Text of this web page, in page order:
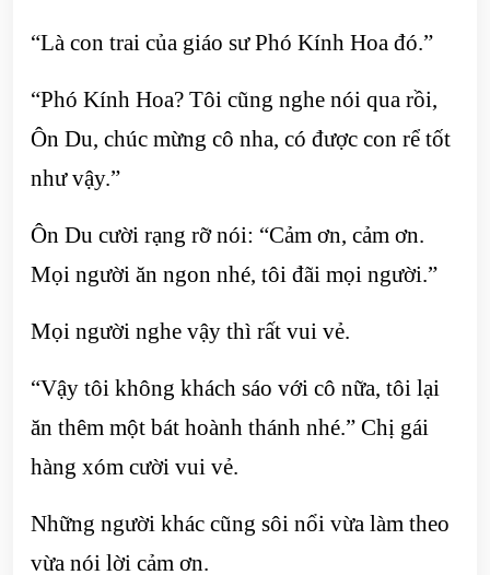
“Là con trai của giáo sư Phó Kính Hoa đó.”
“Phó Kính Hoa? Tôi cũng nghe nói qua rồi,
Ôn Du, chúc mừng cô nha, có được con rể tốt
như vậy.”
Ôn Du cười rạng rỡ nói: “Cảm ơn, cảm ơn.
Mọi người ăn ngon nhé, tôi đãi mọi người.”
Mọi người nghe vậy thì rất vui vẻ.
“Vậy tôi không khách sáo với cô nữa, tôi lại
ăn thêm một bát hoành thánh nhé.” Chị gái
hàng xóm cười vui vẻ.
Những người khác cũng sôi nổi vừa làm theo
vừa nói lời cảm ơn.